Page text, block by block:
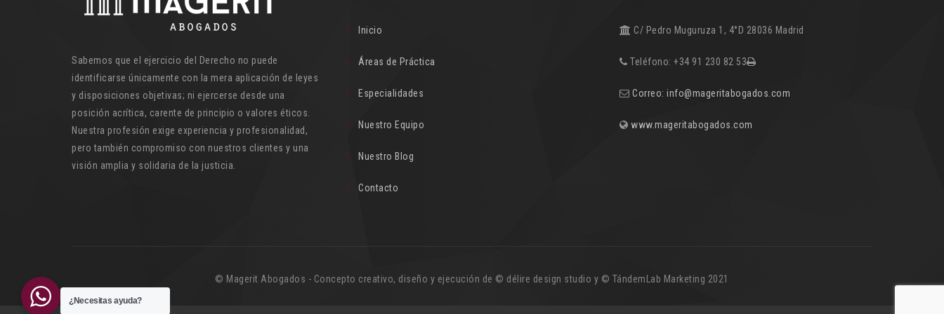
Sabemos que el ejercicio del Derecho no puede
identificarse únicamente con la mera aplicación de leyes
y disposiciones objetivas; ni ejercerse desde una
posición acrítica, carente de principio o valores éticos.
Nuestra profesión exige experiencia y profesionalidad,
pero también compromiso con nuestros clientes y una
visión amplia y solidaria de la justicia.
Inicio
Áreas de Práctica
Especialidades
Nuestro Equipo
Nuestro Blog
Contacto
C/ Pedro Muguruza 1, 4°D 28036 Madrid
Teléfono: +34 91 230 82 53
Correo: info@mageritabogados.com
www.mageritabogados.com
©️ Magerit Abogados - Concepto creativo, diseño y ejecución de ©️ délire design studio y ©️ TándemLab Marketing 2021
¿Necesitas ayuda?